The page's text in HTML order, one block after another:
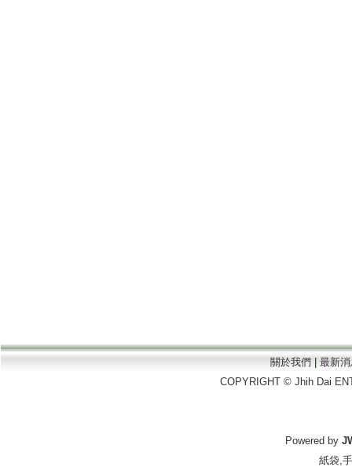
關於我們
最新
COPYRIGHT © Jhih Dai
Powered by
紙袋,